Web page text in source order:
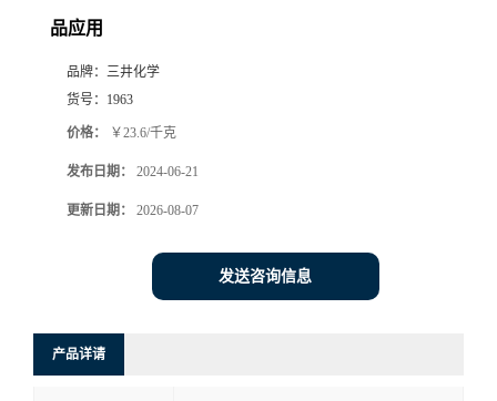
品应用
品牌： 三井化学
货号： 1963
价格： ￥23.6/千克
发布日期： 2024-06-21
更新日期： 2026-08-07
发送咨询信息
产品详请